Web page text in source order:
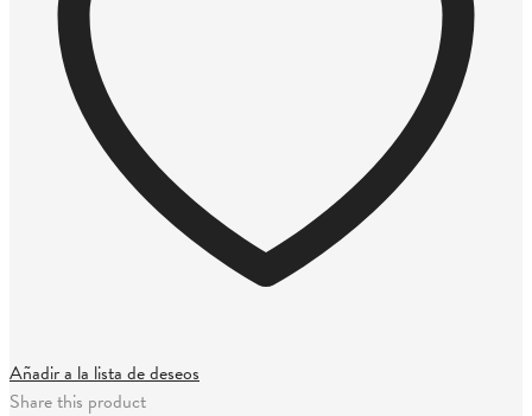
Añadir a la lista de deseos
Share this product